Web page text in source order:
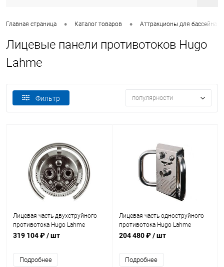
Главная страница • Каталог товаров • Аттракционы для бассейна
Лицевые панели противотоков Hugo
Lahme
Фильтр популярности
Лицевая часть двухструйного
противотока Hugo Lahme
TAIFUN-DUO с пьезокнопкой
319 104 ₽/ шт
Подробнее
Лицевая часть одноструйного
противотока Hugo Lahme
JUNIOR (7304020)
204 480 ₽/ шт
Подробнее